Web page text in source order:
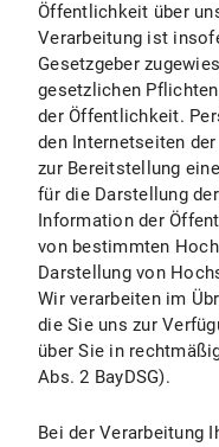
I.1 Umfang
I.2
I.3 Dauer
I.4
II. Einsatz von Social
II.1
II.1.1
II.1.2
II.1.3
Öffentlichkeit über
Verarbeitung ist
Gesetzgeber
gesetzlichen
der Öffentlichkeit.
den Internetseiten
zur Bereitstellung
für die Darstellung
Information der
von bestimmten
Darstellung von
Wir verarbeiten im
die Sie uns zur
über Sie in
Abs. 2 BayDSG).
Bei der Verarbeitung